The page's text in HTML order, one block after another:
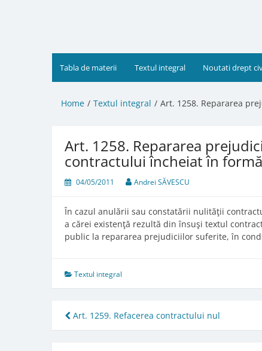
Tabla de materii Textul integral Noutati drept
Home Textul integral Art. 1258. Repararea
Art. 1258. Repararea
contractului încheiat în
04/05/2011 Andrei SĂVESCU
În cazul anulării sau constatării nulităţii
a cărei existenţă rezultă din însuşi textul
public la repararea prejudiciilor suferite, în
Textul integral
Post
navigation
Art. 1259. Refacerea contractului nul